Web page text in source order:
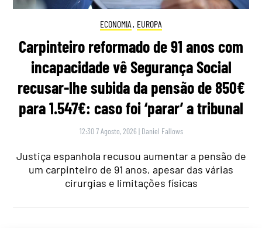
ECONOMIA , EUROPA
Carpinteiro reformado de 91 anos com
incapacidade vê Segurança Social
recusar-lhe subida da pensão de 850€
para 1.547€: caso foi ‘parar’ a tribunal
12:30 7 Agosto, 2026 | Daniel Fallows
Justiça espanhola recusou aumentar a pensão de
um carpinteiro de 91 anos, apesar das várias
cirurgias e limitações físicas